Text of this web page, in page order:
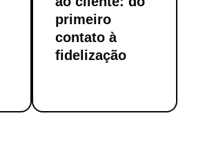
primeiro
contato à
fidelização